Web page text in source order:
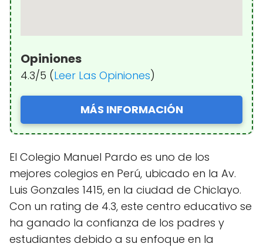
Opiniones
4.3/5 (Leer Las Opiniones)
MÁS INFORMACIÓN
El Colegio Manuel Pardo es uno de los
mejores colegios en Perú, ubicado en la Av.
Luis Gonzales 1415, en la ciudad de Chiclayo.
Con un rating de 4.3, este centro educativo se
ha ganado la confianza de los padres y
estudiantes debido a su enfoque en la